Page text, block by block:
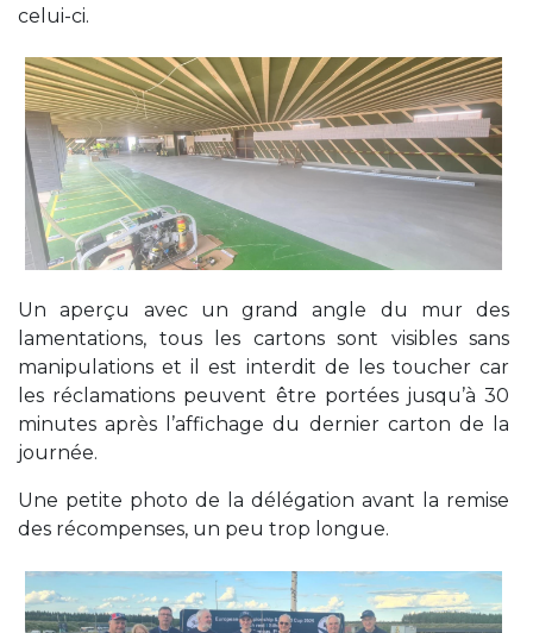
celui-ci.
Un aperçu avec un grand angle du mur des
lamentations, tous les cartons sont visibles sans
manipulations et il est interdit de les toucher car
les réclamations peuvent être portées jusqu’à 30
minutes après l’affichage du dernier carton de la
journée.
Une petite photo de la délégation avant la remise
des récompenses, un peu trop longue.